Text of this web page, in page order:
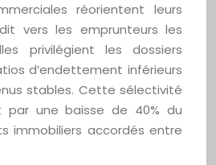
réorientent leurs
vers les emprunteurs les
privilégient les dossiers
d’endettement inférieurs
stables. Cette sélectivité
par une baisse de 40% du
immobiliers accordés entre